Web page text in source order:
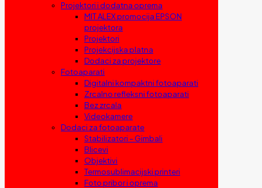
Projektori i dodatna oprema
MIT ALEX promocija EPSON
projektora
Projektori
Projekcijska platna
Dodaci za projektore
Fotoaparati
Digitalni kompaktni fotoaparati
Zrcalno refleksni fotoaparati
Bez zrcala
Videokamere
Dodaci za fotoaparate
Stabilizatori – Gimbali
Blicevi
Objektivi
Termosublimacijski printeri
Foto pribor i oprema